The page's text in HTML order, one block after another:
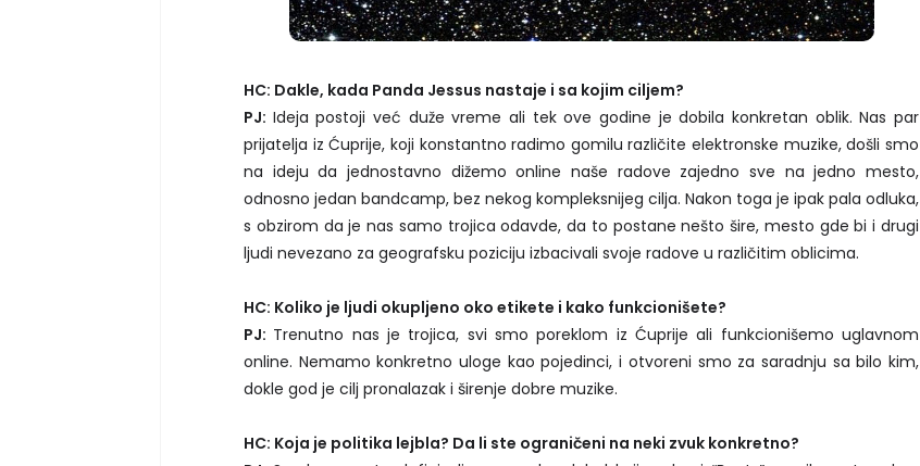
HC: Dakle, kada Panda Jessus nastaje i sa kojim ciljem?
PJ: Ideja postoji već duže vreme ali tek ove godine je dobila konkretan oblik. Nas par
prijatelja iz Ćuprije, koji konstantno radimo gomilu različite elektronske muzike, došli smo
na ideju da jednostavno dižemo online naše radove zajedno sve na jedno mesto,
odnosno jedan bandcamp, bez nekog kompleksnijeg cilja. Nakon toga je ipak pala odluka,
s obzirom da je nas samo trojica odavde, da to postane nešto šire, mesto gde bi i drugi
ljudi nevezano za geografsku poziciju izbacivali svoje radove u različitim oblicima.
HC: Koliko je ljudi okupljeno oko etikete i kako funkcionišete?
PJ: Trenutno nas je trojica, svi smo poreklom iz Ćuprije ali funkcionišemo uglavnom
online. Nemamo konkretno uloge kao pojedinci, i otvoreni smo za saradnju sa bilo kim,
dokle god je cilj pronalazak i širenje dobre muzike.
HC: Koja je politika lejbla? Da li ste ograničeni na neki zvuk konkretno?